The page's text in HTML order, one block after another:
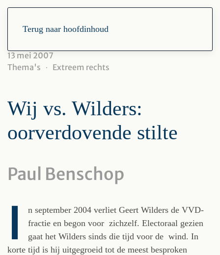
Terug naar hoofdinhoud
13 mei 2007
Thema's
Extreem rechts
Wij vs. Wilders:
oorverdovende stilte
Paul Benschop
I
n september 2004 verliet Geert Wilders de VVD-
fractie en begon voor zichzelf. Electoraal gezien
gaat het Wilders sinds die tijd voor de wind. In
korte tijd is hij uitgegroeid tot de meest besproken